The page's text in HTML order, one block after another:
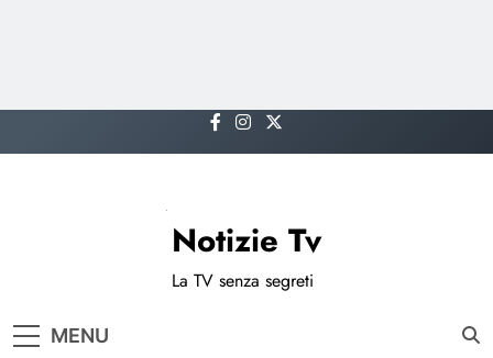
to
Notizie Tv
La TV senza segreti
MENU